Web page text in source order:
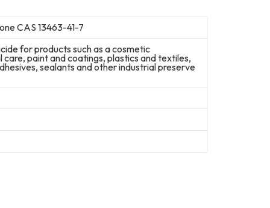
CAS 13463-41-7
for products such as a cosmetic
paint and coatings, plastics and textiles,
sealants and other industrial preserve